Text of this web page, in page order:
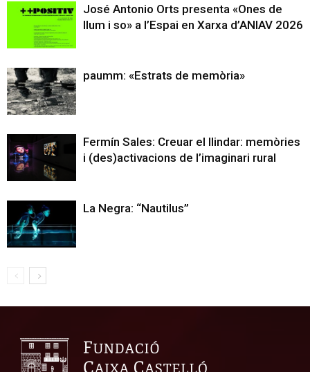
José Antonio Orts presenta «Ones de
llum i so» a l’Espai en Xarxa d’ANIAV 2026
paumm: «Estrats de memòria»
Fermín Sales: Creuar el llindar: memòries
i (des)activacions de l’imaginari rural
La Negra: “Nautilus”